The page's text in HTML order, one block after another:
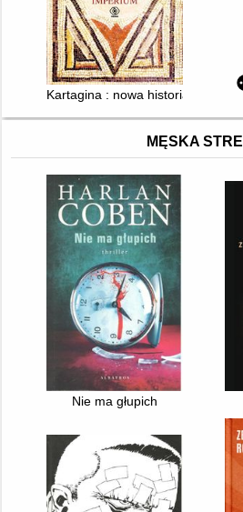
Kartagina : nowa historia
MĘSKA
Nie ma głupich